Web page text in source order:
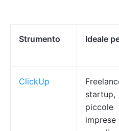
Strumento Ideale
ClickUp
startup,
piccole
imprese